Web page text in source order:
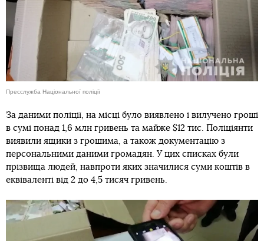
Пресслужба Національної поліції
За даними поліції, на місці було виявлено і вилучено гроші
в сумі понад 1,6 млн гривень та майже $12 тис. Поліціянти
виявили ящики з грошима, а також документацію з
персональними даними громадян. У цих списках були
прізвища людей, навпроти яких значилися суми коштів в
еквіваленті від 2 до 4,5 тисяч гривень.